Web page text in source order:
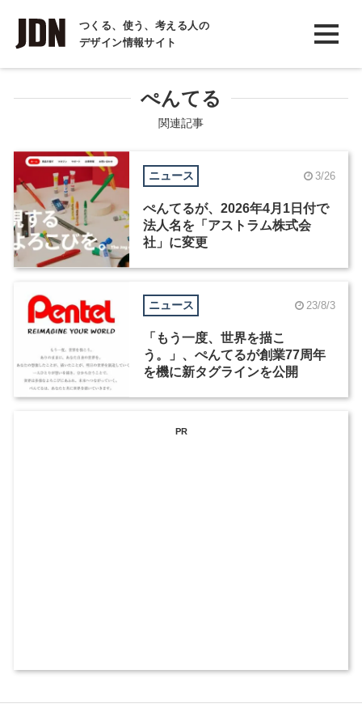
つくる、使う、考える人の
デザイン情報サイト
INTERVIEW
インタビュー
COLUMN
コラム
ぺんてる
関連記事
ニュース 3/26
ぺんてるが、2026年4月1日付で
法人名を「アストラム株式会
社」に変更
ニュース 23/8/3
「もう一度、世界を描こ
う。」、ぺんてるが創業77周年
を機に新タグラインを公開
PR